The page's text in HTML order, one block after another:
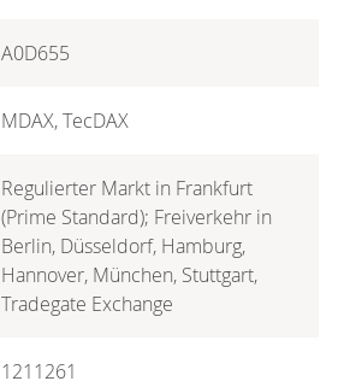
A0D655
MDAX, TecDAX
Regulierter Markt in Frankfurt
(Prime Standard); Freiverkehr in
Berlin, Düsseldorf, Hamburg,
Hannover, München, Stuttgart,
Tradegate Exchange
1211261